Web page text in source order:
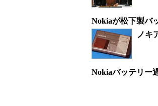
Nokiaが松下製バ
ノキ
Nokiaバッテリー